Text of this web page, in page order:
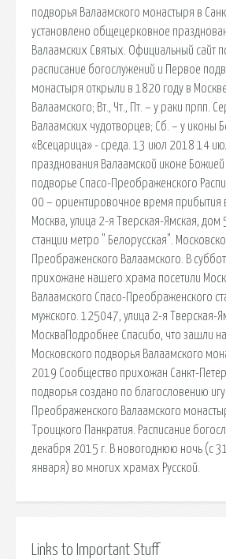
подворья Валаамского монастыря в
установлено общецерковное
Валаамских Святых. Официальный сайт
расписание богослужений и Первое
монастыря открыли в 1820 году в
Валаамского; Вт., Чт., Пт. – у раки прпп.
Валаамских чудотворцев; Сб. – у иконы
«Всецарица» - среда. 13 июл 2018 14
празднования Валаамской иконе
подворье Спасо-Преображенского
00 – ориентировочное время прибытия
Москва, улица 2-я Тверская-Ямская, дом
станции метро " Белорусская".
Преображенского Валаамского. В
прихожане нашего храма посетили
Валаамского Спасо-Преображенского
мужского. 125047, улица 2-я Тверская-
МоскваПодробнее Спасибо, что зашли
Московского подворья Валаамского
2019 Сообщество прихожан Санкт-
подворья создано по благословению
Преображенского Валаамского
Троицкого Панкратия. Расписание
декабря 2015 г. В новогоднюю ночь (с
января) во многих храмах Русской.
Links to Important Stuff